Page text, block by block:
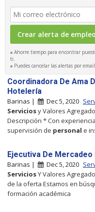
Ahorre tiempo para encontrar
ti.
Puedes cancelar las alertas por
Coordinadora De Ama
Hotelería
Barinas | Dec 5, 2020
Serviciosy Valores
Descripción * Con
supervisión de personal e
Ejecutiva De
Barinas | Dec 5, 2020
ServiciosY Valores
de la oferta Estamos en
formación académica